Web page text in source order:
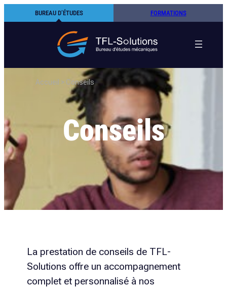
au
BUREAU D’ÉTUDES FORMATIONS
Accueil > Conseils
Conseils
La prestation de conseils de TFL-
Solutions offre un accompagnement
complet et personnalisé à nos